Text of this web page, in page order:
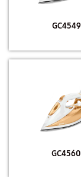
GC4549
GC4560